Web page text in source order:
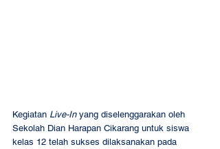
Kegiatan Live-In yang diselenggarakan oleh
Sekolah Dian Harapan Cikarang untuk siswa
kelas 12 telah sukses dilaksanakan pada